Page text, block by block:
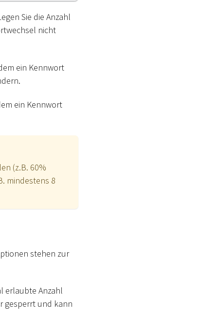
Sie die Anzahl
nicht
ein Kennwort
ein Kennwort
(z.B. 60%
mindestens 8
stehen zur
erlaubte Anzahl
gesperrt und kann